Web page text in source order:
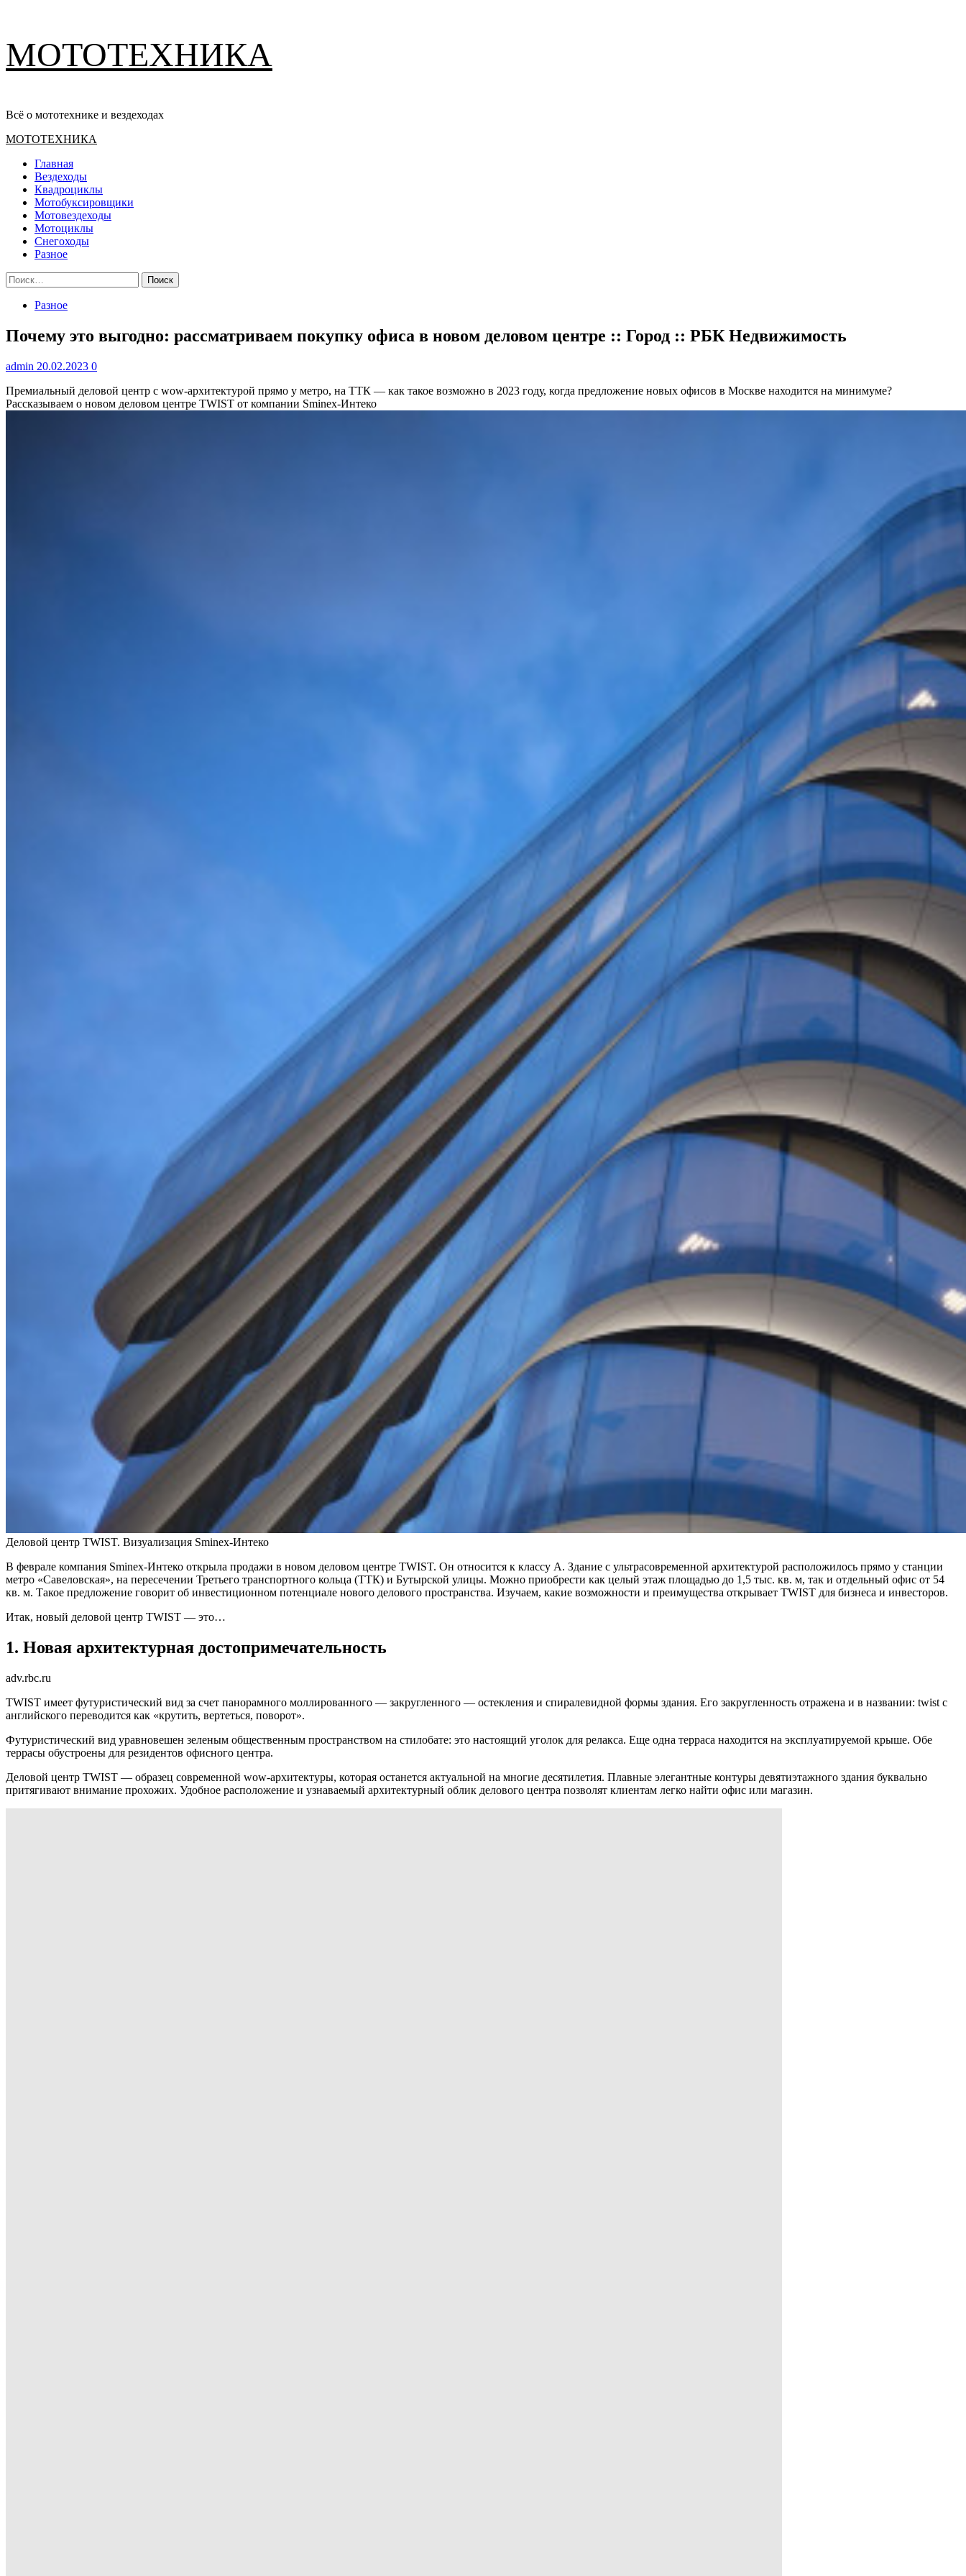
содержимому
МОТОТЕХНИКА
Всё о мототехнике и вездеходах
Основное
МОТОТЕХНИКА
Главная
Вездеходы
Квадроциклы
Мотобуксировщики
Мотовездеходы
Мотоциклы
Снегоходы
Разное
Найти:
Разное
Почему это выгодно: рассматриваем покупку офиса в новом деловом центре :: Город :: РБК Недвижимость
admin 20.02.2023 0
Премиальный деловой центр с wow-архитектурой прямо у метро, на ТТК — как такое возможно в 2023 году, когда предложение новых офисов в Москве находится на минимуме?
Рассказываем о новом деловом центре TWIST от компании Sminex-Интеко
Деловой центр TWIST. Визуализация Sminex-Интеко
В феврале компания Sminex-Интеко открыла продажи в новом деловом центре TWIST. Он относится к классу А. Здание с ультрасовременной архитектурой расположилось прямо у станции
метро «Савеловская», на пересечении Третьего транспортного кольца (ТТК) и Бутырской улицы. Можно приобрести как целый этаж площадью до 1,5 тыс. кв. м, так и отдельный офис от 54
кв. м. Такое предложение говорит об инвестиционном потенциале нового делового пространства. Изучаем, какие возможности и преимущества открывает TWIST для бизнеса и инвесторов.
Итак, новый деловой центр TWIST — это…
1. Новая архитектурная достопримечательность
adv.rbc.ru
TWIST имеет футуристический вид за счет панорамного моллированного — закругленного — остекления и спиралевидной формы здания. Его закругленность отражена и в названии: twist с
английского переводится как «крутить, вертеться, поворот».
Футуристический вид уравновешен зеленым общественным пространством на стилобате: это настоящий уголок для релакса. Еще одна терраса находится на эксплуатируемой крыше. Обе
террасы обустроены для резидентов офисного центра.
Деловой центр TWIST — образец современной wow-архитектуры, которая останется актуальной на многие десятилетия. Плавные элегантные контуры девятиэтажного здания буквально
притягивают внимание прохожих. Удобное расположение и узнаваемый архитектурный облик делового центра позволят клиентам легко найти офис или магазин.